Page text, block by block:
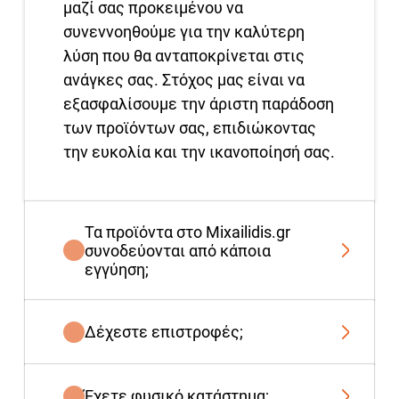
μαζί σας προκειμένου να
συνεννοηθούμε για την καλύτερη
λύση που θα ανταποκρίνεται στις
ανάγκες σας. Στόχος μας είναι να
εξασφαλίσουμε την άριστη παράδοση
των προϊόντων σας, επιδιώκοντας
την ευκολία και την ικανοποίησή σας.
Τα προϊόντα στο Mixailidis.gr
συνοδεύονται από κάποια
εγγύηση;
Δέχεστε επιστροφές;